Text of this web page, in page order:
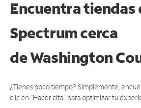
Encuentra tiendas
Spectrum cerca
deWashington
¿Tienes poco tiempo? Simplemente,
clic en "Hacer cita" para optimizar tu